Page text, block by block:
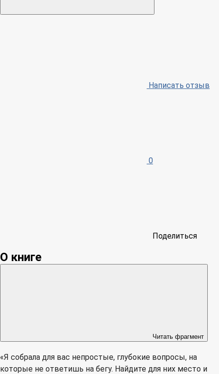
Написать отзыв
0
Поделиться
О книге
Читать фрагмент
«Я собрала для вас непростые, глубокие вопросы, на
которые не ответишь на бегу. Найдите для них место и